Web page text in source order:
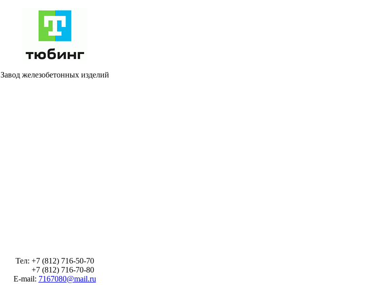
Завод железобетонных изделий
Тел: +7 (812) 716-50-70
+7 (812) 716-70-80
E-mail: 7167080@mail.ru